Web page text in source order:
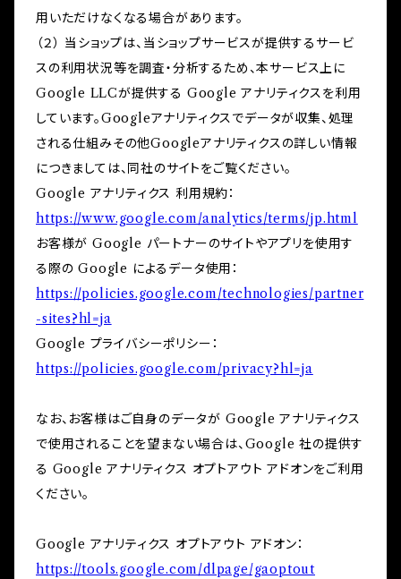
用いただけなくなる場合があります。
（２） 当ショップは、当ショップサービスが提供するサービ
スの利用状況等を調査・分析するため、本サービス上に
Google LLCが提供する Google アナリティクスを利用
しています。Googleアナリティクスでデータが収集、処理
される仕組みその他Googleアナリティクスの詳しい情報
につきましては、同社のサイトをご覧ください。
Google アナリティクス 利用規約：
https://www.google.com/analytics/terms/jp.html
お客様が Google パートナーのサイトやアプリを使用す
る際の Google によるデータ使用：
https://policies.google.com/technologies/partner
-sites?hl=ja
Google プライバシーポリシー：
https://policies.google.com/privacy?hl=ja
なお、お客様はご自身のデータが Google アナリティクス
で使用されることを望まない場合は、Google 社の提供す
る Google アナリティクス オプトアウト アドオンをご利用
ください。
Google アナリティクス オプトアウト アドオン：
https://tools.google.com/dlpage/gaoptout